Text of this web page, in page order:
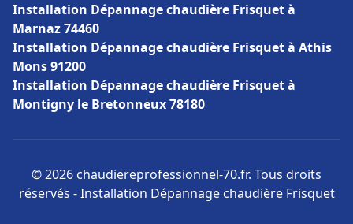
Installation Dépannage chaudière Frisquet à
Marnaz 74460
Installation Dépannage chaudière Frisquet à Athis
Mons 91200
Installation Dépannage chaudière Frisquet à
Montigny le Bretonneux 78180
© 2026 chaudiereprofessionnel-70.fr. Tous droits
réservés - Installation Dépannage chaudière Frisquet